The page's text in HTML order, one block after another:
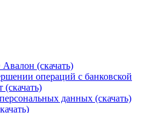
(скачать)
операций с банковской
(скачать)
данных (скачать)